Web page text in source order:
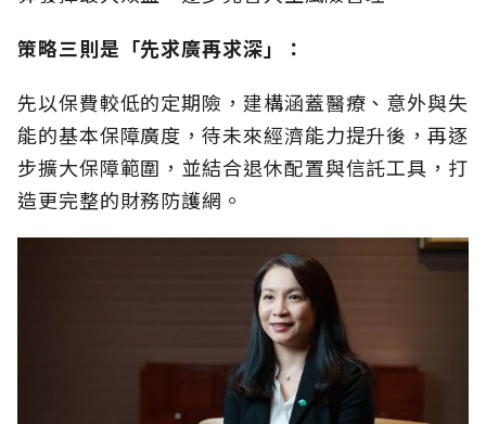
策略三則是「先求廣再求深」：
先以保費較低的定期險，建構涵蓋醫療、意外與失
能的基本保障廣度，待未來經濟能力提升後，再逐
步擴大保障範圍，並結合退休配置與信託工具，打
造更完整的財務防護網。